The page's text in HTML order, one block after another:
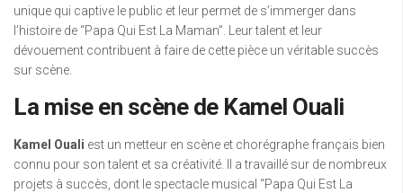
unique qui captive le public et leur permet de s’immerger dans
l’histoire de “Papa Qui Est La Maman”. Leur talent et leur
dévouement contribuent à faire de cette pièce un véritable succès
sur scène.
La mise en scène de Kamel Ouali
Kamel Ouali est un metteur en scène et chorégraphe français bien
connu pour son talent et sa créativité. Il a travaillé sur de nombreux
projets à succès, dont le spectacle musical “Papa Qui Est La